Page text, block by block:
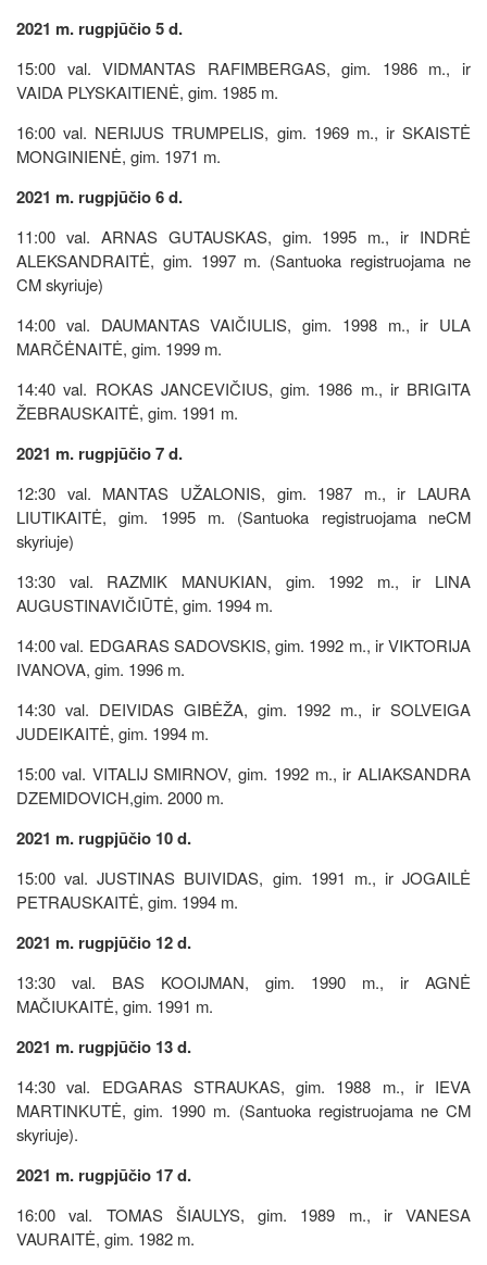
2021 m. rugpjūčio 5 d.
15:00 val. VIDMANTAS RAFIMBERGAS, gim. 1986 m., ir
VAIDA PLYSKAITIENĖ, gim. 1985 m.
16:00 val. NERIJUS TRUMPELIS, gim. 1969 m., ir SKAISTĖ
MONGINIENĖ, gim. 1971 m.
2021 m. rugpjūčio 6 d.
11:00 val. ARNAS GUTAUSKAS, gim. 1995 m., ir INDRĖ
ALEKSANDRAITĖ, gim. 1997 m. (Santuoka registruojama ne
CM skyriuje)
14:00 val. DAUMANTAS VAIČIULIS, gim. 1998 m., ir ULA
MARČĖNAITĖ, gim. 1999 m.
14:40 val. ROKAS JANCEVIČIUS, gim. 1986 m., ir BRIGITA
ŽEBRAUSKAITĖ, gim. 1991 m.
2021 m. rugpjūčio 7 d.
12:30 val. MANTAS UŽALONIS, gim. 1987 m., ir LAURA
LIUTIKAITĖ, gim. 1995 m. (Santuoka registruojama neCM
skyriuje)
13:30 val. RAZMIK MANUKIAN, gim. 1992 m., ir LINA
AUGUSTINAVIČIŪTĖ, gim. 1994 m.
14:00 val. EDGARAS SADOVSKIS, gim. 1992 m., ir VIKTORIJA
IVANOVA, gim. 1996 m.
14:30 val. DEIVIDAS GIBĖŽA, gim. 1992 m., ir SOLVEIGA
JUDEIKAITĖ, gim. 1994 m.
15:00 val. VITALIJ SMIRNOV, gim. 1992 m., ir ALIAKSANDRA
DZEMIDOVICH,gim. 2000 m.
2021 m. rugpjūčio 10 d.
15:00 val. JUSTINAS BUIVIDAS, gim. 1991 m., ir JOGAILĖ
PETRAUSKAITĖ, gim. 1994 m.
2021 m. rugpjūčio 12 d.
13:30 val. BAS KOOIJMAN, gim. 1990 m., ir AGNĖ
MAČIUKAITĖ, gim. 1991 m.
2021 m. rugpjūčio 13 d.
14:30 val. EDGARAS STRAUKAS, gim. 1988 m., ir IEVA
MARTINKUTĖ, gim. 1990 m. (Santuoka registruojama ne CM
skyriuje).
2021 m. rugpjūčio 17 d.
16:00 val. TOMAS ŠIAULYS, gim. 1989 m., ir VANESA
VAURAITĖ, gim. 1982 m.